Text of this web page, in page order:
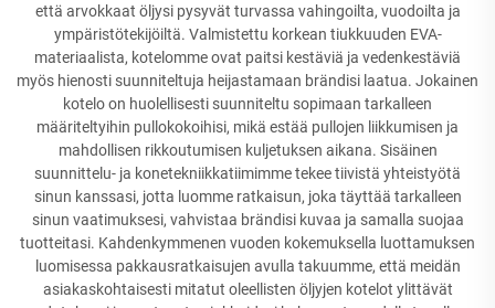
että arvokkaat öljysi pysyvät turvassa vahingoilta, vuodoilta ja
ympäristötekijöiltä. Valmistettu korkean tiukkuuden EVA-
materiaalista, kotelomme ovat paitsi kestäviä ja vedenkestäviä
myös hienosti suunniteltuja heijastamaan brändisi laatua. Jokainen
kotelo on huolellisesti suunniteltu sopimaan tarkalleen
määriteltyihin pullokokoihisi, mikä estää pullojen liikkumisen ja
mahdollisen rikkoutumisen kuljetuksen aikana. Sisäinen
suunnittelu- ja konetekniikkatiimimme tekee tiivistä yhteistyötä
sinun kanssasi, jotta luomme ratkaisun, joka täyttää tarkalleen
sinun vaatimuksesi, vahvistaa brändisi kuvaa ja samalla suojaa
tuotteitasi. Kahdenkymmenen vuoden kokemuksella luottamuksen
luomisessa pakkausratkaisujen avulla takuumme, että meidän
asiakaskohtaisesti mitatut oleellisten öljyjen kotelot ylittävät